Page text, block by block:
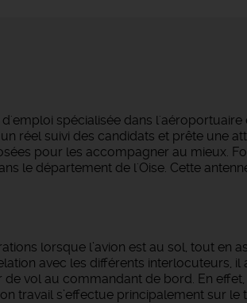
spécialisée dans l'aéroportuaire
réel suivi des candidats et prête une
pour les accompagner au mieux.
le département de l'Oise. Cette
lorsque l’avion est au sol, tout en
avec les différents interlocuteurs, il
vol au commandant de bord. En
travail s’effectue principalement sur le